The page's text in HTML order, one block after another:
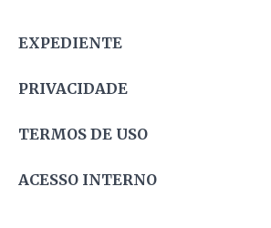
EXPEDIENTE
PRIVACIDADE
TERMOS DE USO
ACESSO INTERNO